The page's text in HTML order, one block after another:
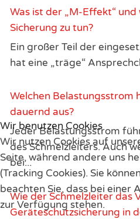
Was ist der „M-Effekt“
Sicherung zu tun?
Ein großer Teil der
hat eine „träge“
Welchen Belastungsstrom
dauernd aus?
Jeder Belastungsstrom
des Schmelzleiters. Auch
bei...
Wie der Schmelzleiter das
Geräteschutzsicherung in
Wir benutzen Cookies
Wir nutzen Cookies auf
Seite, während andere uns
(Tracking Cookies). Sie
beachten Sie, dass bei einer
zur Verfügung stehen.